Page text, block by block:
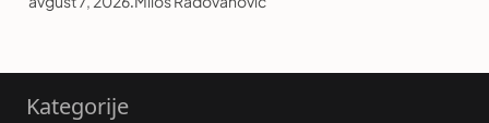
Kategorije